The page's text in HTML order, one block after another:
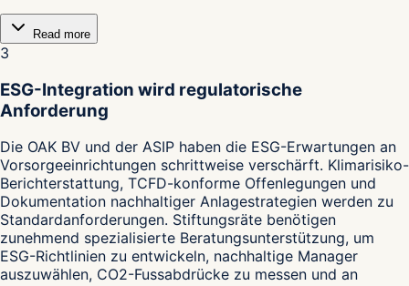
Read more
3
ESG-Integration wird regulatorische
Anforderung
Die OAK BV und der ASIP haben die ESG-Erwartungen an
Vorsorgeeinrichtungen schrittweise verschärft. Klimarisiko-
Berichterstattung, TCFD-konforme Offenlegungen und
Dokumentation nachhaltiger Anlagestrategien werden zu
Standardanforderungen. Stiftungsräte benötigen
zunehmend spezialisierte Beratungsunterstützung, um
ESG-Richtlinien zu entwickeln, nachhaltige Manager
auszuwählen, CO2-Fussabdrücke zu messen und an